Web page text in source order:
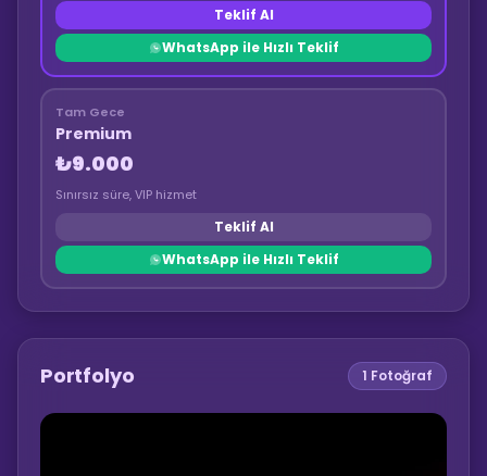
Teklif Al
WhatsApp ile Hızlı Teklif
Tam Gece
Premium
₺9.000
Sınırsız süre, VIP hizmet
Teklif Al
WhatsApp ile Hızlı Teklif
Portfolyo 1 Fotoğraf